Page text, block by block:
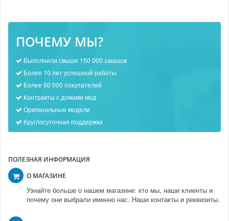
ПОЧЕМУ МЫ?
Выполнили свыше 150 000 заказов
Более 10 лет успешной работы
Более 50 000 покупателей
Контракты с домами мод
Оригинальные модели
Круглосуточная поддержка
ПОЛЕЗНАЯ ИНФОРМАЦИЯ
О МАГАЗИНЕ
Узнайте больше о нашем магазине: кто мы, наши клиенты и
почему они выбрали именно нас. Наши контакты и реквизиты.